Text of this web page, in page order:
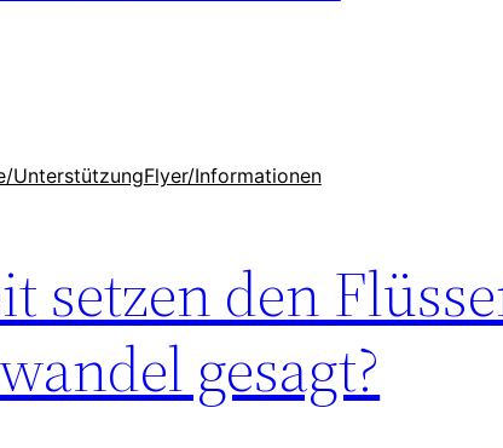
UnterstützungFlyer/Informationen
setzen den
gesagt?